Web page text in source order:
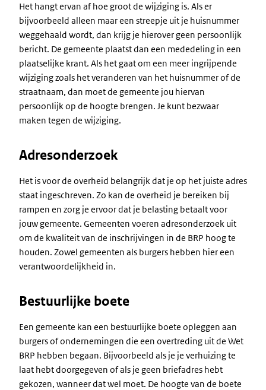
Het hangt ervan af hoe groot de wijziging is. Als er
bijvoorbeeld alleen maar een streepje uit je huisnummer
weggehaald wordt, dan krijg je hierover geen persoonlijk
bericht. De gemeente plaatst dan een mededeling in een
plaatselijke krant. Als het gaat om een meer ingrijpende
wijziging zoals het veranderen van het huisnummer of de
straatnaam, dan moet de gemeente jou hiervan
persoonlijk op de hoogte brengen. Je kunt bezwaar
maken tegen de wijziging.
Adresonderzoek
Het is voor de overheid belangrijk dat je op het juiste adres
staat ingeschreven. Zo kan de overheid je bereiken bij
rampen en zorg je ervoor dat je belasting betaalt voor
jouw gemeente. Gemeenten voeren adresonderzoek uit
om de kwaliteit van de inschrijvingen in de BRP hoog te
houden. Zowel gemeenten als burgers hebben hier een
verantwoordelijkheid in.
Bestuurlijke boete
Een gemeente kan een bestuurlijke boete opleggen aan
burgers of ondernemingen die een overtreding uit de Wet
BRP hebben begaan. Bijvoorbeeld als je je verhuizing te
laat hebt doorgegeven of als je geen briefadres hebt
gekozen, wanneer dat wel moet. De hoogte van de boete